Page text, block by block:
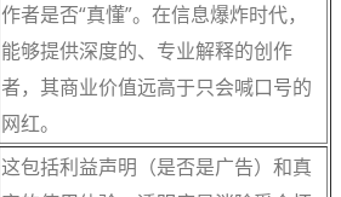
作者是否“真懂”。在信息爆炸时代，
能够提供深度的、专业解释的创作
者，其商业价值远高于只会喊口号的
网红。
这包括利益声明（是否是广告）和真